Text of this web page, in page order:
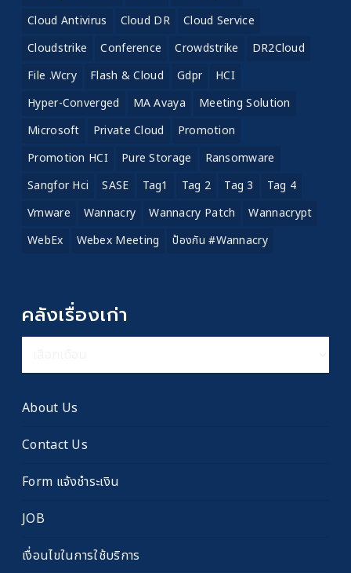
Cloud Antivirus
Cloud DR
Cloud Service
Cloudstrike
Conference Crowdstrike
DR2Cloud
File .wcry
Flash & Cloud Gdpr
HCI
Hyper-Converged
MA Avaya
Meeting Solution
Microsoft
Private Cloud
Promotion
Promotion HCI
Pure Storage
Ransomware
Sangfor Hci
SASE Tag1 Tag 2 Tag 3
Tag 4
Vmware
Wannacry Wannacry Patch
Wannacrypt
WebEx
Webex Meeting ป้องกัน #wannacry
คลังเรื่องเก่า
เรื่อง
About Us
Contact Us
Form แจ้งชำระเงิน
JOB
เงื่อนไขในการใช้บริการ